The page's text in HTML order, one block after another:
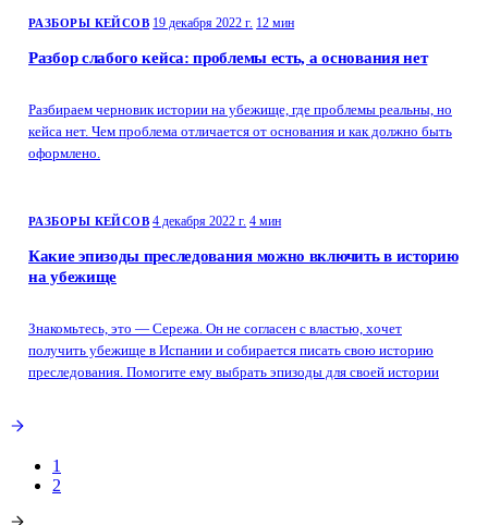
РАЗБОРЫ КЕЙСОВ 19 декабря 2022 г. 12 мин
Разбор слабого кейса: проблемы есть, а основания нет
Разбираем черновик истории на убежище, где проблемы реальны, но
кейса нет. Чем проблема отличается от основания и как должно быть
оформлено.
РАЗБОРЫ КЕЙСОВ 4 декабря 2022 г. 4 мин
Какие эпизоды преследования можно включить в историю
на убежище
Знакомьтесь, это — Сережа. Он не согласен с властью, хочет
получить убежище в Испании и собирается писать свою историю
преследования. Помогите ему выбрать эпизоды для своей истории
1
2